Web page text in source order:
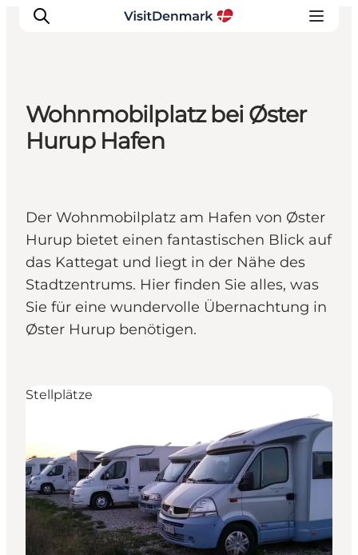
Inspiration
Regionen
Reiseplanung
Wohnmobilplatz bei Øster
Hurup Hafen
Der Wohnmobilplatz am Hafen von Øster
Hurup bietet einen fantastischen Blick auf
das Kattegat und liegt in der Nähe des
Stadtzentrums. Hier finden Sie alles, was
Sie für eine wundervolle Übernachtung in
Øster Hurup benötigen.
Stellplätze